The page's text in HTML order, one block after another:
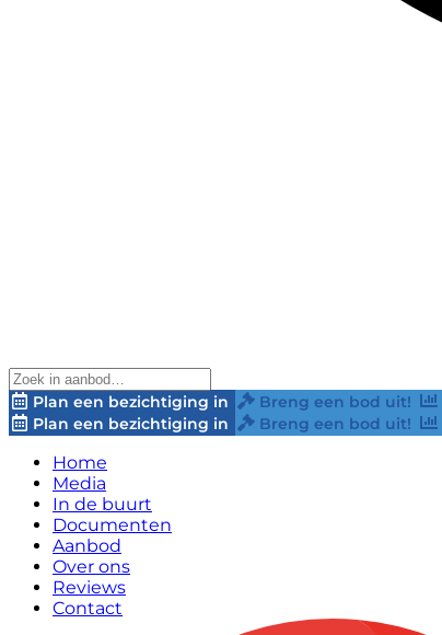
Plan een bezichtiging in Breng een bod uit!
Plan een bezichtiging in
Breng een bod uit!
Home
Media
In de buurt
Documenten
Aanbod
Over ons
Reviews
Contact